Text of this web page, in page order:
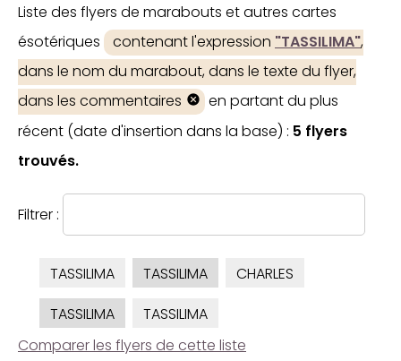
Liste des flyers de marabouts et autres cartes
ésotériques
contenant l'expression "TASSILIMA",
dans le nom du marabout, dans le texte du flyer,
dans les commentaires
en partant du plus
récent (date d'insertion dans la base) : 5 flyers
trouvés.
Filtrer :
TASSILIMA TASSILIMA
CHARLES
TASSILIMA
TASSILIMA
Comparer les flyers de cette liste